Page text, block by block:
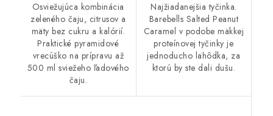
Osviežujúca kombinácia
zeleného čaju, citrusov a
mäty bez cukru a kalórií.
Praktické pyramidové
vrecúško na prípravu až
500 ml sviežeho ľadového
čaju.
Najžiadanejšia tyčinka.
Barebells Salted Peanut
Caramel v podobe mäkkej
proteínovej tyčinky je
jednoducho lahôdka, za
ktorú by ste dali dušu.